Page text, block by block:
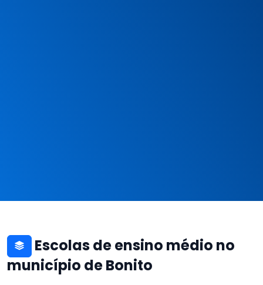
Escolas de ensino médio no
município de Bonito